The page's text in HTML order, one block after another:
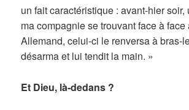
un fait caractéristique : avant-hier soir,
ma compagnie se trouvant face à face
Allemand, celui-ci le renversa à bras-
désarma et lui tendit la main. »
Et Dieu, là-dedans ?